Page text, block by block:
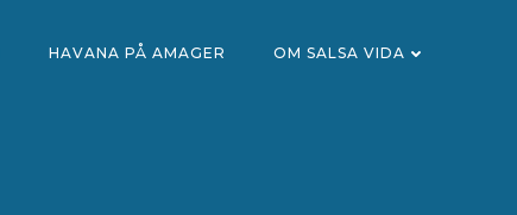
HAVANA PÅ AMAGER OM SALSA VIDA